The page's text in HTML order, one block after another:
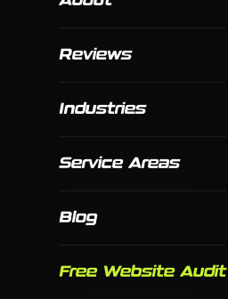
Reviews
Industries
Service Areas
Blog
Free Website Audit